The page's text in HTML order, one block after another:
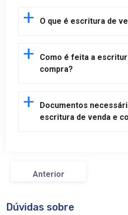
O que é escritura de
Como é feita a
compra?
Documentos
escritura de venda e
Anterior
Dúvidas sobre